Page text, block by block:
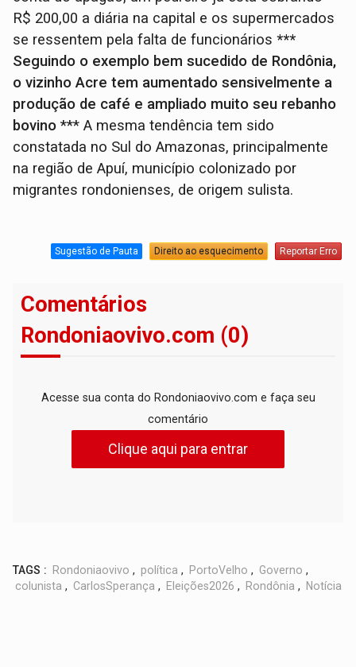
R$ 200,00 a diária na capital e os supermercados
se ressentem pela falta de funcionários***
Seguindo o exemplo bem sucedido de Rondônia,
o vizinho Acre tem aumentado sensivelmente a
produção de café e ampliado muito seu rebanho
bovino*** A mesma tendência tem sido
constatada no Sul do Amazonas, principalmente
na região de Apuí, município colonizado por
migrantes rondonienses, de origem sulista.
Sugestão de Pauta Direito ao esquecimento Reportar Erro
Comentários
Rondoniaovivo.com (0)
Acesse sua conta do Rondoniaovivo.com e faça seu
comentário
Clique aqui para entrar
TAGS : Rondoniaovivo , política , PortoVelho , Governo ,
colunista , CarlosSperança , Eleições2026 , Rondônia , Notícia